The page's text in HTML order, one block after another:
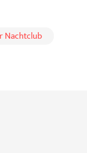
Nachtclub